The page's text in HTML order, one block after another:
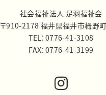
社会福祉法人 足羽福祉会
〒910-2178 福井県福井市栂野
TEL：0776-41-3108
FAX：0776-41-3199